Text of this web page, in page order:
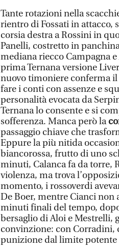
Tante rotazioni nella
rientro di Fossati in attacco,
corsia destra a Rossini in
Panelli, costretto in
mediana riecco Campagna
prima Ternana versione
nuovo timoniere conferma
fare i conti con assenze e
personalità evocata da
Ternana lo consente e si
sofferenza. Manca però la
passaggio chiave che
Eppure la più nitida
biancorossa, frutto di uno
minuti, Calanca fa da torre,
violenza, ma trova
momento, i rossoverdi
De Boer, mentre Cianci
minuti finali del tempo,
bersaglio di Aloi e Mestrelli,
convinzione: con Corradini,
punizione dal limite potente